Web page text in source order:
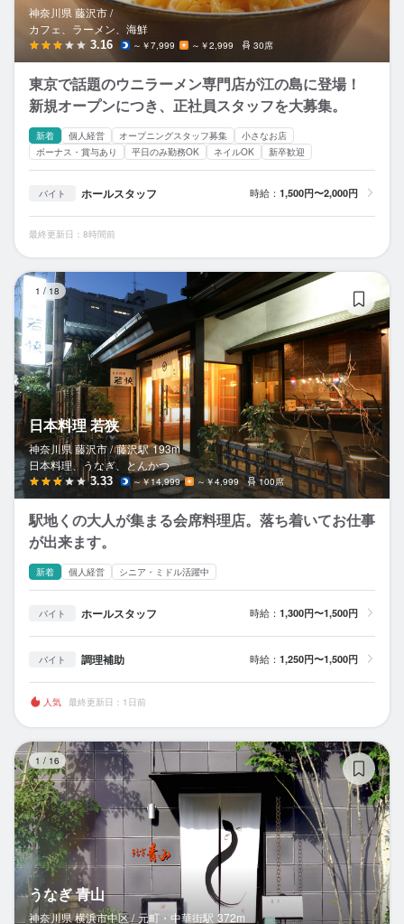
神奈川県 藤沢市 /
カフェ、ラーメン、海鮮
3.16 ～￥7,999 ～￥2,999 30席
東京で話題のウニラーメン専門店が江の島に登場！
新規オープンにつき、正社員スタッフを大募集。
新着 個人経営 オープニングスタッフ募集
小さなお店
ボーナス・賞与あり
平日のみ勤務OK ネイルOK 新卒歓迎
バイト ホールスタッフ 時給： 1,500円〜2,000円
最終更新日：8時間前
1 / 18
日本料理 若狭
神奈川県 藤沢市 / 藤沢駅 193m
日本料理、うなぎ、とんかつ
3.33 ～￥14,999 ～￥4,999 100席
駅地くの大人が集まる会席料理店。落ち着いてお仕事
が出来ます。
新着 個人経営 シニア・ミドル活躍中
バイト ホールスタッフ 時給： 1,300円〜1,500円
バイト 調理補助 時給： 1,250円〜1,500円
人気 最終更新日：1日前
1 / 16
うなぎ 青山
神奈川県 横浜市中区 / 元町・中華街駅 372m